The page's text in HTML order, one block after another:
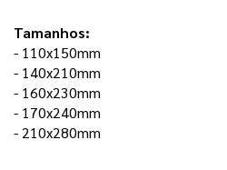
Tamanhos:
- 110x150mm
- 140x210mm
- 160x230mm
- 170x240mm
- 210x280mm